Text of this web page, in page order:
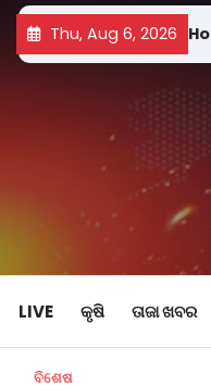
Thu, Aug 6, 2026
LIVE କୃଷି ତାଜା ଖବର
ବିଶେଷ